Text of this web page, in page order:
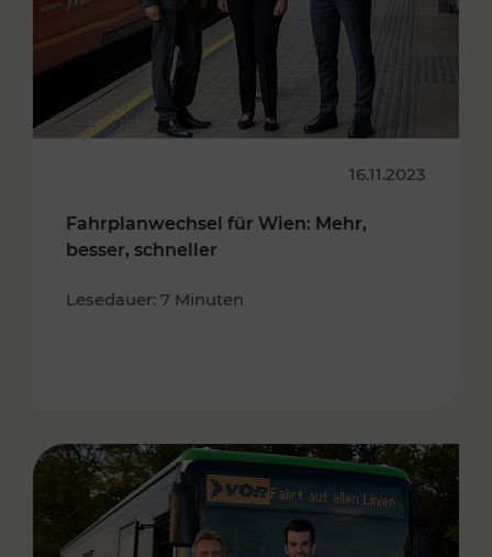
16.11.2023
Fahrplanwechsel für Wien: Mehr,
besser, schneller
Lesedauer: 7 Minuten